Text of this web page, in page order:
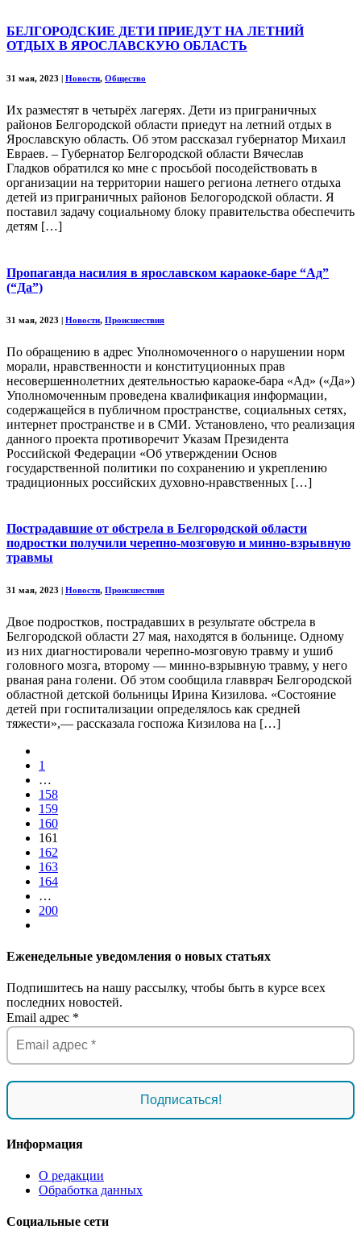
БЕЛГОРОДСКИЕ ДЕТИ ПРИЕДУТ НА ЛЕТНИЙ
ОТДЫХ В ЯРОСЛАВСКУЮ ОБЛАСТЬ
31 мая, 2023 Новости, Общество
Их разместят в четырёх лагерях. Дети из приграничных
районов Белгородской области приедут на летний отдых в
Ярославскую область. Об этом рассказал губернатор Михаил
Евраев. – Губернатор Белгородской области Вячеслав
Гладков обратился ко мне с просьбой посодействовать в
организации на территории нашего региона летнего отдыха
детей из приграничных районов Белогородской области. Я
поставил задачу социальному блоку правительства обеспечить
детям […]
Пропаганда насилия в ярославском караоке-баре “Ад”
(“Да”)
31 мая, 2023 | Новости, Происшествия
По обращению в адрес Уполномоченного о нарушении норм
морали, нравственности и конституционных прав
несовершеннолетних деятельностью караоке-бара «Ад» («Да»)
Уполномоченным проведена квалификация информации,
содержащейся в публичном пространстве, социальных сетях,
интернет пространстве и в СМИ. Установлено, что реализация
данного проекта противоречит Указам Президента
Российской Федерации «Об утверждении Основ
государственной политики по сохранению и укреплению
традиционных российских духовно-нравственных […]
Пострадавшие от обстрела в Белгородской области
подростки получили черепно-мозговую и минно-взрывную
травмы
31 мая, 2023 | Новости, Происшествия
Двое подростков, пострадавших в результате обстрела в
Белгородской области 27 мая, находятся в больнице. Одному
из них диагностировали черепно-мозговую травму и ушиб
головного мозга, второму — минно-взрывную травму, у него
рваная рана голени. Об этом сообщила главврач Белгородской
областной детской больницы Ирина Кизилова. «Состояние
детей при госпитализации определялось как средней
тяжести»,— рассказала госпожа Кизилова на […]
1
…
158
159
160
161
162
163
164
…
200
Еженедельные уведомления о новых статьях
Подпишитесь на нашу рассылку, чтобы быть в курсе всех
последних новостей.
Email адрес *
Информация
О редакции
Обработка данных
Социальные сети